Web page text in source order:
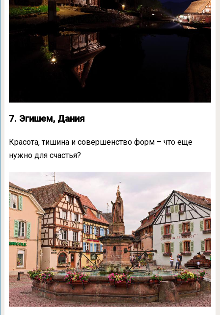
7. Эгишем, Дания
Красота, тишина и совершенство форм – что еще
нужно для счастья?